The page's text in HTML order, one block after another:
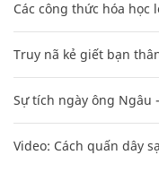
Các công thức hóa học
Truy nã kẻ giết bạn
Sự tích ngày ông Ngâu
Video: Cách quấn dây